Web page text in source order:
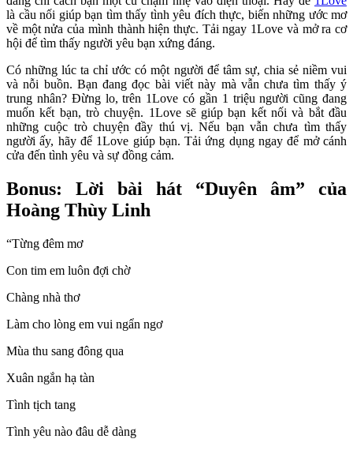
là cầu nối giúp bạn tìm thấy tình yêu đích thực, biến những ước mơ
về một nửa của mình thành hiện thực. Tải ngay 1Love và mở ra cơ
hội để tìm thấy người yêu bạn xứng đáng.
Có những lúc ta chỉ ước có một người để tâm sự, chia sẻ niềm vui
và nỗi buồn. Bạn đang đọc bài viết này mà vẫn chưa tìm thấy ý
trung nhân? Đừng lo, trên 1Love có gần 1 triệu người cũng đang
muốn kết bạn, trò chuyện. 1Love sẽ giúp bạn kết nối và bắt đầu
những cuộc trò chuyện đầy thú vị. Nếu bạn vẫn chưa tìm thấy
người ấy, hãy để 1Love giúp bạn. Tải ứng dụng ngay để mở cánh
cửa đến tình yêu và sự đồng cảm.
Bonus: Lời bài hát “Duyên âm” của
Hoàng Thùy Linh
“Từng đêm mơ
Con tim em luôn đợi chờ
Chàng nhà thơ
Làm cho lòng em vui ngẩn ngơ
Mùa thu sang đông qua
Xuân ngắn hạ tàn
Tình tịch tang
Tình yêu nào đâu dễ dàng